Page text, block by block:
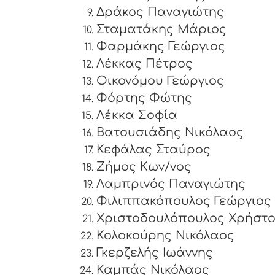
Δράκος Παναγιώτης
Σταματάκης Μάριος
Φαρμάκης Γεώργιος
Λέκκας Πέτρος
Οικονόμου Γεώργιος
Φόρτης Φώτης
Λέκκα Σοφία
Βατουσιάδης Νικόλαος
Κεφάλας Σταύρος
Ζήμος Κων/νος
Λαμπρινός Παναγιώτης
Φιλιππακόπουλος Γεώργιος
Χριστοδουλόπουλος
Κολοκούρης Νικόλαος
Γκερζελής Ιωάννης
Καμπάς Νικόλαος